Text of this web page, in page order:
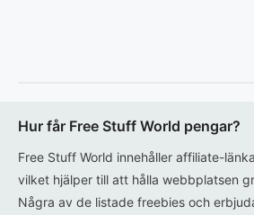
Hur får Free Stuff World pengar?
Free Stuff World innehåller affiliate-
vilket hjälper till att hålla webbplatsen
Några av de listade freebies och